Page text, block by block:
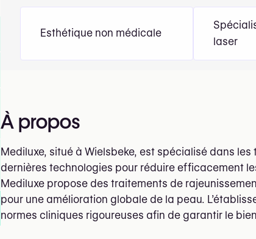
Esthétique non médicale
laser
À propos
Mediluxe, situé à Wielsbeke, est spécialisé dans
dernières technologies pour réduire efficacement
Mediluxe propose des traitements de
pour une amélioration globale de la peau.
normes cliniques rigoureuses afin de garantir le